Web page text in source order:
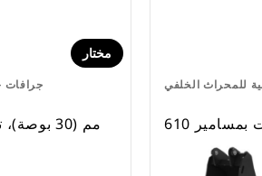
جرافات
مختار
762 مم (30 بوصة)، تثبيت بمسامير
للمحراث الخلفي